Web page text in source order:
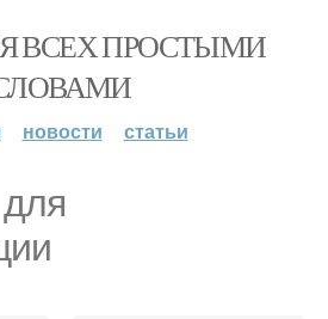
ВСЕХ ПРОСТЫМИ
новости статьи